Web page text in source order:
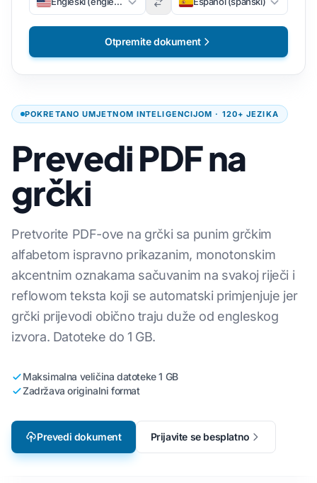
POKRETANO UMJETNOM INTELIGENCIJOM · 120+ JEZIKA
Prevedi PDF na
grčki
Pretvorite PDF-ove na grčki sa punim grčkim
alfabetom ispravno prikazanim, monotonskim
akcentnim oznakama sačuvanim na svakoj riječi i
reflowom teksta koji se automatski primjenjuje jer
grčki prijevodi obično traju duže od engleskog
izvora. Datoteke do 1 GB.
Maksimalna veličina datoteke 1 GB
Zadržava originalni format
Prevedi dokument Prijavite se besplatno
Otpremite dokument